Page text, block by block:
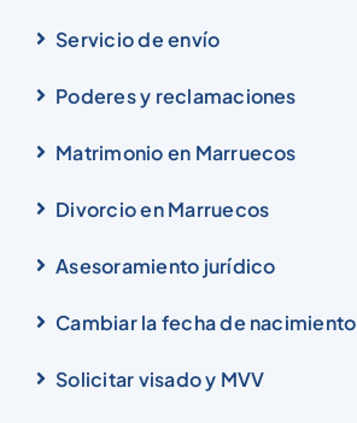
Servicio de envío
Poderes y reclamaciones
Matrimonio en Marruecos
Divorcio en Marruecos
Asesoramiento jurídico
Cambiar la fecha de nacimiento
Solicitar visado y MVV